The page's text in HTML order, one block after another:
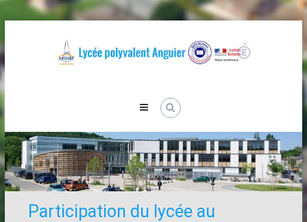
to
content
Participation du lycée au